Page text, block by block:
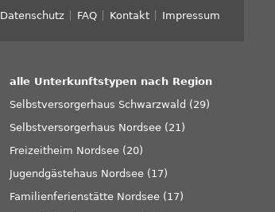
Datenschutz FAQ Kontakt Impressum
alle Unterkunftstypen nach Region
Selbstversorgerhaus Schwarzwald (29)
Selbstversorgerhaus Nordsee (21)
Freizeitheim Nordsee (20)
Jugendgästehaus Nordsee (17)
Familienferienstätte Nordsee (17)